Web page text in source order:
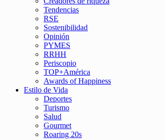
Tendencias
RSE
Sostenibilidad
Opinión
PYMES
RRHH
Periscopio
TOP+América
Awards of Happiness
Estilo de Vida
Deportes
Turismo
Salud
Gourmet
Roaring 20s